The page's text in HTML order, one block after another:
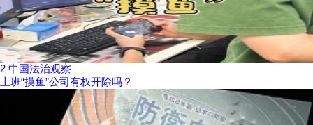
2 中国法治观察
上班“摸鱼”公司有权开除吗？